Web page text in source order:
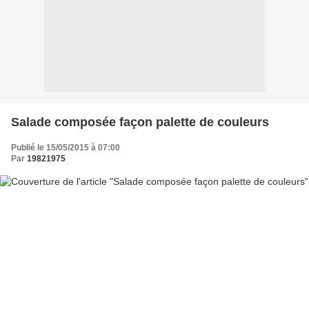
Salade composée façon palette de couleurs
Publié le 15/05/2015 à 07:00
Par 19821975